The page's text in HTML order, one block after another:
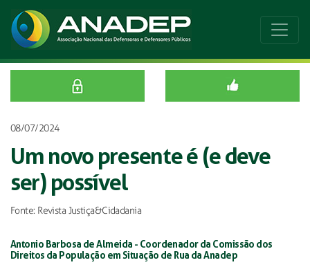
08/07/2024
Um novo presente é (e deve
ser) possível
Fonte: Revista Justiça&Cidadania
Antonio Barbosa de Almeida - Coordenador da Comissão dos
Direitos da População em Situação de Rua da Anadep